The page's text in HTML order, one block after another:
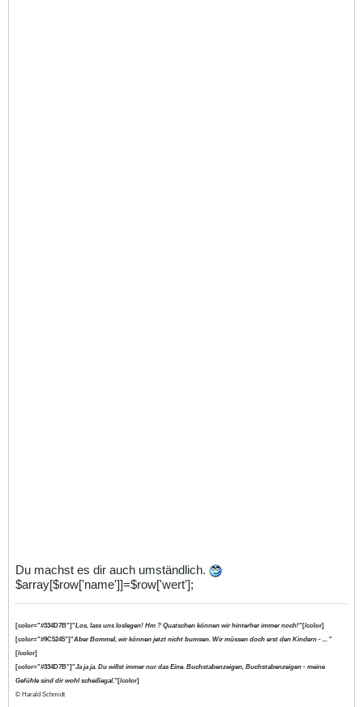
Du machst es dir auch umständlich.
$array[$row['name']]=$row['wert'];
[color="#334D7B"]"Los, lass uns loslegen! Hm ? Quatschen können wir hinterher immer noch!"[/color]
[color="#9C5245"]"Aber Bommel, wir können jetzt nicht bumsen. Wir müssen doch erst den Kindern - ... "
[/color]
[color="#334D7B"]"Ja ja ja. Du willst immer nur das Eine. Buchstabenzeigen, Buchstabenzeigen - meine
Gefühle sind dir wohl scheißegal."[/color]
© Harald Schmidt